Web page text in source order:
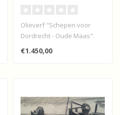
Olieverf "Schepen voor
Dordrecht - Oude Maas".
€1.450,00